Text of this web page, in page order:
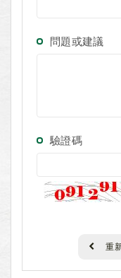
問題或建議
驗證碼
重